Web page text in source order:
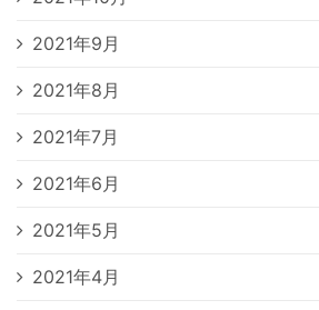
2021年9月
2021年8月
2021年7月
2021年6月
2021年5月
2021年4月